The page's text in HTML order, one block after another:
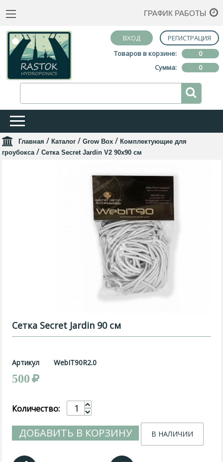
ГРАФИК РАБОТЫ
ВХОД
РЕГИСТРАЦИЯ
Товаров в корзине:
0
Сумма:
0
Главная / Каталог / Grow Box / Комплектующие для
гроубокса / Сетка Secret Jardin V2 90x90 см
Сетка Secret Jardin 90 см
Артикул WebIT90R2.0
500
Количество:
ДОБАВИТЬ В КОРЗИНУ В НАЛИЧИИ